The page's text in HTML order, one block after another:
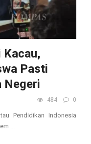
Kacau,
Pasti
Negeri
484 0
Pendidikan Indonesia
...